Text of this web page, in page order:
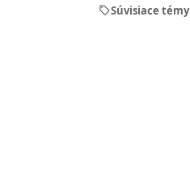
sellSúvisiace témy